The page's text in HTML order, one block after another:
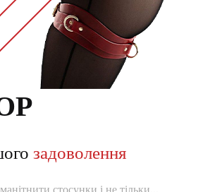
задоволення